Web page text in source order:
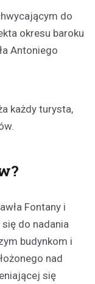
do
okresu baroku
Antoniego
każdy turysta,
Fontany i
do nadania
budynkom i
nad
się